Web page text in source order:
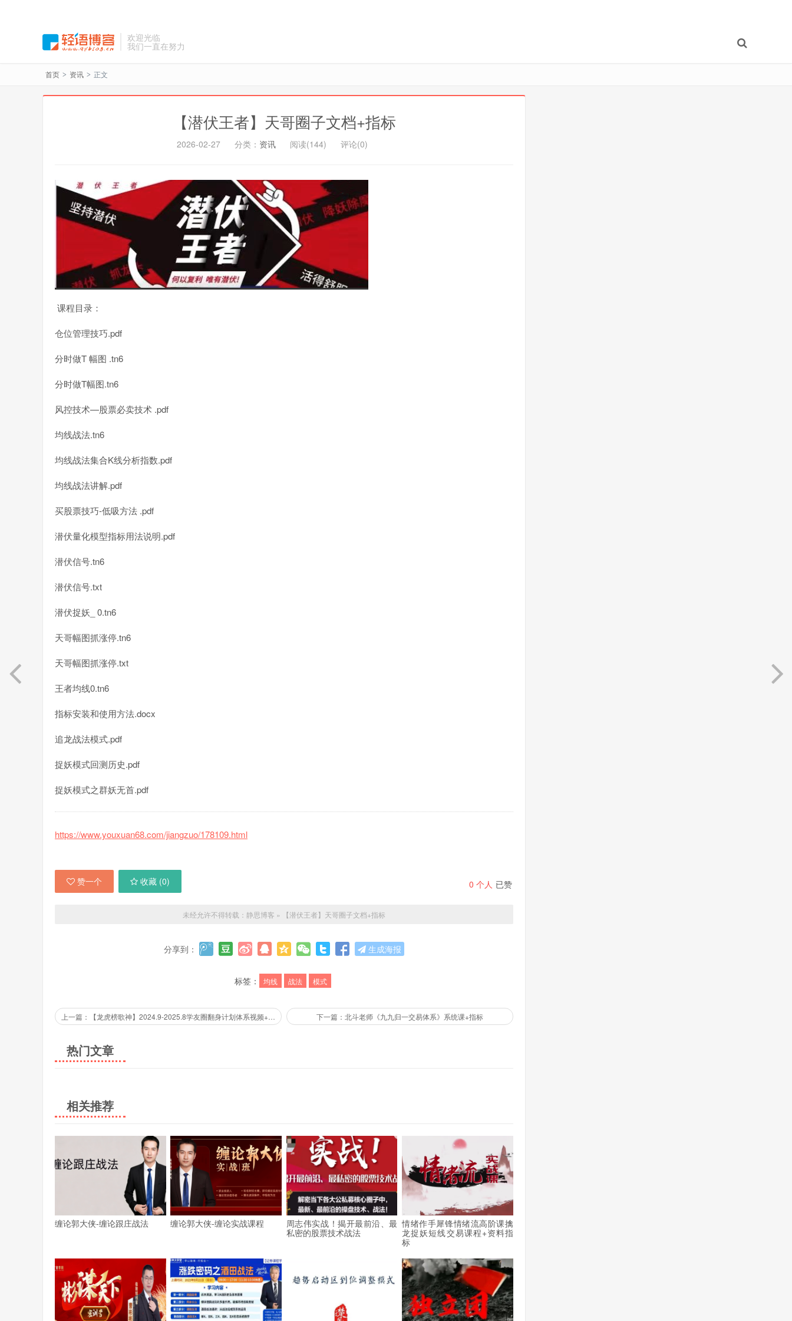
欢迎光临
我们一直在努力
首页 > 资讯 > 正文
【潜伏王者】天哥圈子文档+指标
2026-02-27 分类： 资讯 阅读(144) 评论(0)
课程目录：
仓位管理技巧.pdf
分时做T 幅图 .tn6
分时做T幅图.tn6
风控技术—股票必卖技术 .pdf
均线战法.tn6
均线战法集合K线分析指数.pdf
均线战法讲解.pdf
买股票技巧-低吸方法 .pdf
潜伏量化模型指标用法说明.pdf
潜伏信号.tn6
潜伏信号.txt
潜伏捉妖_ 0.tn6
天哥幅图抓涨停.tn6
天哥幅图抓涨停.txt
王者均线0.tn6
指标安装和使用方法.docx
追龙战法模式.pdf
捉妖模式回测历史.pdf
捉妖模式之群妖无首.pdf
https://www.youxuan68.com/jiangzuo/178109.html
0 个人 已赞
赞一个 收藏 (0)
未经允许不得转载： 静思博客 » 【潜伏王者】天哥圈子文档+指标
分享到： 生成海报
标签： 均线 战法 模式
下一篇：北斗老师《九九归一交易体系》系统课+指标
热门文章
相关推荐
缠论郭大侠-缠论跟庄战法 缠论郭大侠-缠论实战课程
周志伟实战！揭开最前沿、最
私密的股票技术战法
情绪作手犀锋情绪流高阶课擒
龙捉妖短线交易课程+资料指
标